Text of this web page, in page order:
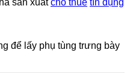
để lấy phụ tùng trưng bày